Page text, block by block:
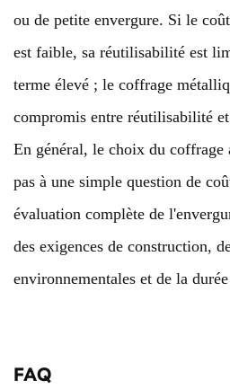
ou de petite envergure. Si le
est faible, sa réutilisabilité est
terme élevé ; le coffrage
compromis entre réutilisabilité
En général, le choix du coffrage
pas à une simple question de
évaluation complète de
des exigences de construction,
environnementales et de la
FAQ